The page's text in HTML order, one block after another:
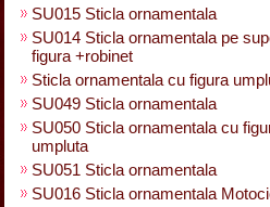
SU015 Sticla ornamentala
SU014 Sticla ornamentala pe
figura +robinet
Sticla ornamentala cu figura
SU049 Sticla ornamentala
SU050 Sticla ornamentala cu
umpluta
SU051 Sticla ornamentala
SU016 Sticla ornamentala